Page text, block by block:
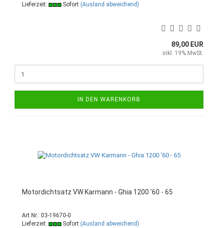
Lieferzeit:
Sofort (Ausland abweichend)
89,00 EUR
inkl. 19% MwSt.
IN DEN WARENKORB
Motordichtsatz VW Karmann - Ghia 1200 '60 - 65
Art.Nr.: 03-19670-0
Lieferzeit:
Sofort (Ausland abweichend)